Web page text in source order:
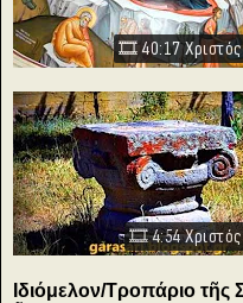
🎞️40:17
🎞️ 4:54 Χριστός
Ιδιόμελον/Τροπάριο